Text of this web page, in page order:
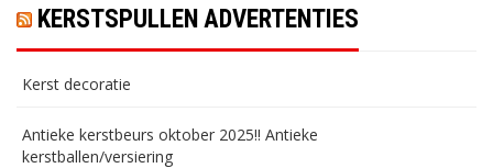
KERSTSPULLEN ADVERTENTIES
Kerst decoratie
Antieke kerstbeurs oktober 2025!! Antieke
kerstballen/versiering